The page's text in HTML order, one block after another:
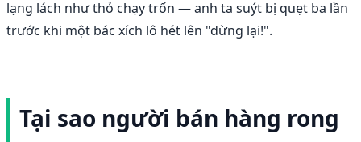
lạng lách như thỏ chạy trốn — anh ta suýt bị quẹt ba lần
trước khi một bác xích lô hét lên "dừng lại!".
Tại sao người bán hàng rong